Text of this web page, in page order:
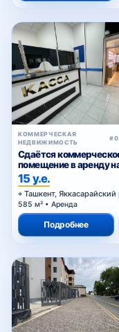
КОММЕРЧЕСКАЯ
НЕДВИЖИМОСТЬ
Сдаётся
помещение в аренду
Шота Руставели
15 у.е.
Ташкент, Яккасарайский
585 м² • Аренда
Подробнее